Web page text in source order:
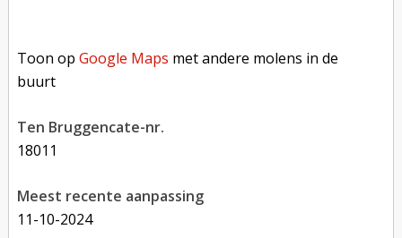
Toon opGoogle Maps met andere molens in de
buurt
Ten Bruggencate-nr.
18011
Meest recente aanpassing
11-10-2024